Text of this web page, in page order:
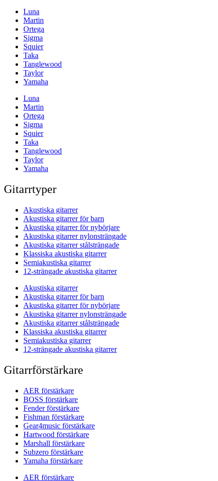
Luna
Martin
Ortega
Sigma
Squier
Taka
Tanglewood
Taylor
Yamaha
Luna
Martin
Ortega
Sigma
Squier
Taka
Tanglewood
Taylor
Yamaha
Gitarrtyper
Akustiska gitarrer
Akustiska gitarrer för barn
Akustiska gitarrer för nybörjare
Akustiska gitarrer nylonsträngade
Akustiska gitarrer stålsträngade
Klassiska akustiska gitarrer
Semiakustiska gitarrer
12-strängade akustiska gitarrer
Akustiska gitarrer
Akustiska gitarrer för barn
Akustiska gitarrer för nybörjare
Akustiska gitarrer nylonsträngade
Akustiska gitarrer stålsträngade
Klassiska akustiska gitarrer
Semiakustiska gitarrer
12-strängade akustiska gitarrer
Gitarrförstärkare
AER förstärkare
BOSS förstärkare
Fender förstärkare
Fishman förstärkare
Gear4music förstärkare
Hartwood förstärkare
Marshall förstärkare
Subzero förstärkare
Yamaha förstärkare
AER förstärkare